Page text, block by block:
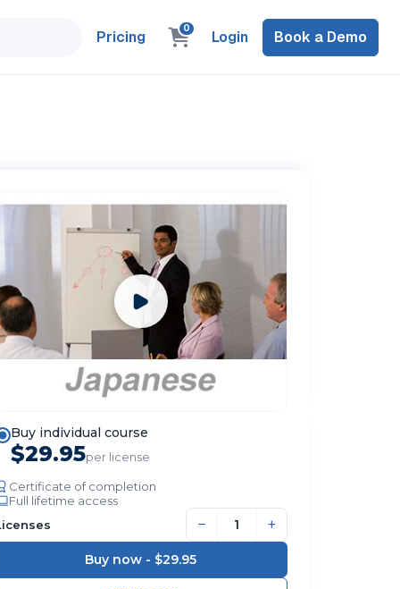
Pricing 0 Login Book a Demo
Buy individual course
$29.95per license
Certificate of completion
Full lifetime access
− +
Buy now - $29.95